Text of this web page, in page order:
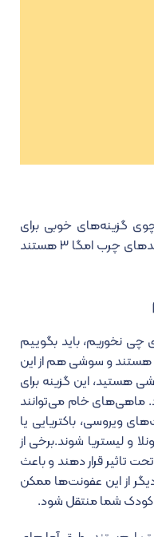
گزینه‌های خوبی برای
دوران بارداری هستند، زیرا سرشار از اسیدهای چرب امگا ۳ هستند
چی نخوریم، باید بگوییم
هستند و سوشی هم از این
هستید، این گزینه برای
ماهی‌های خام می‌توانند
ویروسی، باکتریایی یا
و لیستریا شوند.برخی از
تاثیر قرار دهند و باعث
از این عفونت‌ها ممکن
شما منتقل شود.